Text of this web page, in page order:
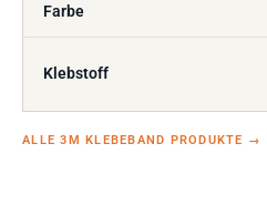
Farbe
Klebstoff
ALLE 3M KLEBEBAND PRODUKTE →